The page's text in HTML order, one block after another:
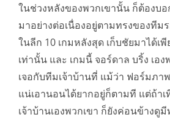
ในช่วงหลังของพวกเขานั้น ก็ต้องบ
มาอย่างต่อเนื่องอยู่ตามทรงของทีมร
ในลีก 10 เกมหลังสุด เก็บชัยมาได้เพี
เท่านั้น และ เกมนี้ จอร์ดาล บริ้ง เอ
เจอกับทีมเจ้าบ้านที่ แม้ว่า ฟอร์มภา
แน่เอานอนได้ยากอยู่ก็ตามที แต่ถ้า
เจ้าบ้านเองพวกเขา ก็ยังค่อนข้างดู